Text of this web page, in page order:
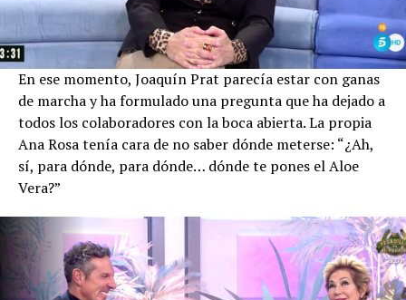
En ese momento, Joaquín Prat parecía estar con ganas
de marcha y ha formulado una pregunta que ha dejado a
todos los colaboradores con la boca abierta. La propia
Ana Rosa tenía cara de no saber dónde meterse: “¿Ah,
sí, para dónde, para dónde… dónde te pones el Aloe
Vera?”